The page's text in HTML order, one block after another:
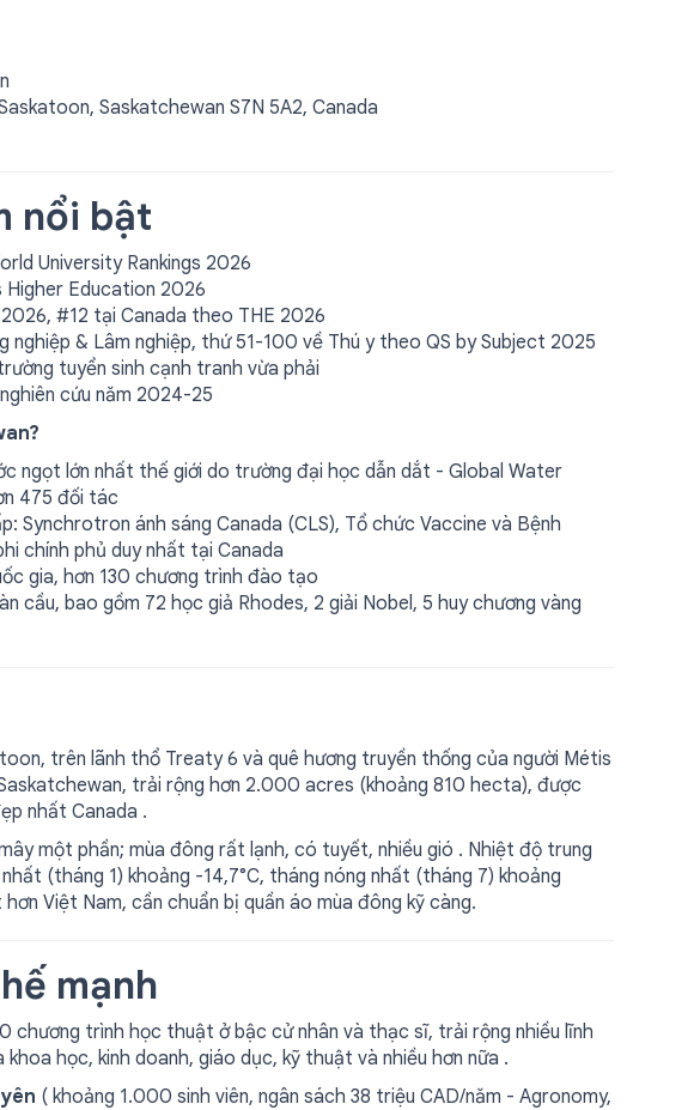
Saskatchewan S7N 5A2, Canada
nổi bật
University Rankings 2026
Higher Education 2026
#12 tại Canada theo THE 2026
nghiệp & Lâm nghiệp, thứ 51-100 về Thú y theo QS by Subject 2025
tuyển sinh cạnh tranh vừa phải
cứu năm 2024-25
ngọt lớn nhất thế giới do trường đại học dẫn dắt - Global Water
475 đối tác
Synchrotron ánh sáng Canada (CLS), Tổ chức Vaccine và Bệnh
chính phủ duy nhất tại Canada
gia, hơn 130 chương trình đào tạo
cầu, bao gồm 72 học giả Rhodes, 2 giải Nobel, 5 huy chương vàng
trên lãnh thổ Treaty 6 và quê hương truyền thống của người Métis
trải rộng hơn 2.000 acres (khoảng 810 hecta), được
nhất Canada .
một phần; mùa đông rất lạnh, có tuyết, nhiều gió . Nhiệt độ trung
nhất (tháng 1) khoảng -14,7°C, tháng nóng nhất (tháng 7) khoảng
Việt Nam, cần chuẩn bị quần áo mùa đông kỹ càng.
mạnh
chương trình học thuật ở bậc cử nhân và thạc sĩ, trải rộng nhiều lĩnh
học, kinh doanh, giáo dục, kỹ thuật và nhiều hơn nữa .
( khoảng 1.000 sinh viên, ngân sách 38 triệu CAD/năm - Agronomy,